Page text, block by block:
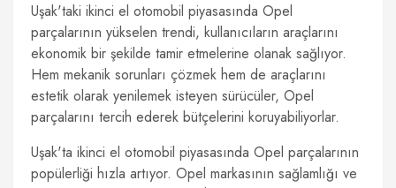
Uşak'taki ikinci el otomobil piyasasında Opel
parçalarının yükselen trendi, kullanıcıların araçlarını
ekonomik bir şekilde tamir etmelerine olanak sağlıyor.
Hem mekanik sorunları çözmek hem de araçlarını
estetik olarak yenilemek isteyen sürücüler, Opel
parçalarını tercih ederek bütçelerini koruyabiliyorlar.
Uşak'ta ikinci el otomobil piyasasında Opel parçalarının
popülerliği hızla artıyor. Opel markasının sağlamlığı ve